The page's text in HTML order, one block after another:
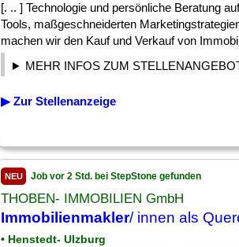
[. .. ] Technologie und persönliche Beratung
Tools, maßgeschneiderten
machen wir den Kauf und Verkauf von
MEHR INFOS ZUM
▶ Zur Stellenanzeige
NEU Job vor 2 Std. bei StepStone gefunden
THOBEN- IMMOBILIEN GmbH
Immobilienmakler/ innen als
• Henstedt- Ulzburg